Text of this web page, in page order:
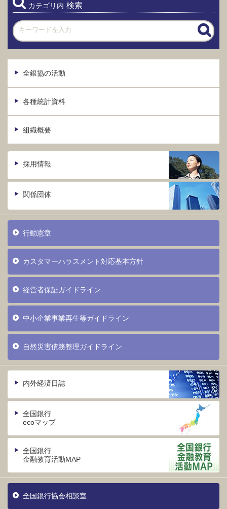
カテゴリ内 検索
全銀協の活動
各種統計資料
組織概要
採用情報
関係団体
行動憲章
カスタマーハラスメント対応基本方針
経営者保証ガイドライン
中小企業事業再生等ガイドライン
自然災害債務整理ガイドライン
内外経済日誌
全国銀行
ecoマップ
全国銀行
金融教育活動MAP
全国銀行協会相談室